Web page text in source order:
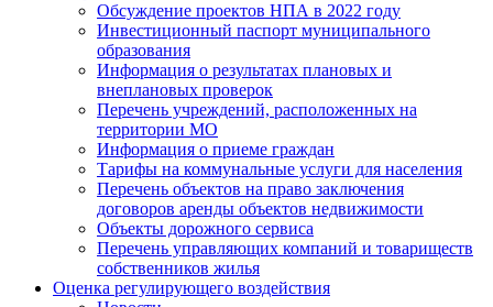
Обсуждение проектов НПА в 2022 году
Инвестиционный паспорт муниципального
образования
Информация о результатах плановых и
внеплановых проверок
Перечень учреждений, расположенных на
территории МО
Информация о приеме граждан
Тарифы на коммунальные услуги для населения
Перечень объектов на право заключения
договоров аренды объектов недвижимости
Объекты дорожного сервиса
Перечень управляющих компаний и товариществ
собственников жилья
Оценка регулирующего воздействия